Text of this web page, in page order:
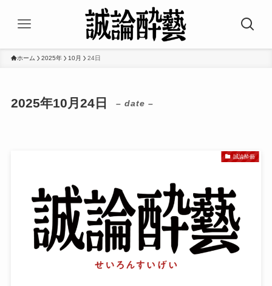
ホーム 2025年 10月 24日
2025年10月24日 – date –
誠論酔藝